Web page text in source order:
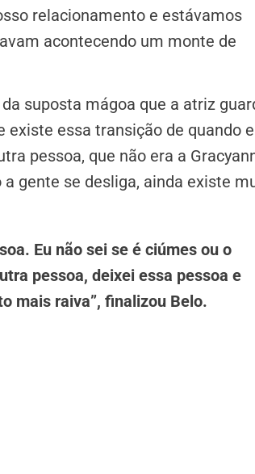
relacionamento e estávamos
acontecendo um monte de
da suposta mágoa que a atriz
existe essa transição de quando
pessoa, que não era a
gente se desliga, ainda existe
Eu não sei se é ciúmes ou o
pessoa, deixei essa pessoa e
mais raiva”, finalizou Belo.